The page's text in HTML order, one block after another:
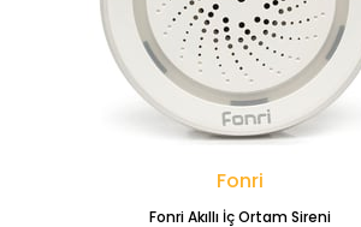
Fonri
Fonri Akıllı İç Ortam Sireni